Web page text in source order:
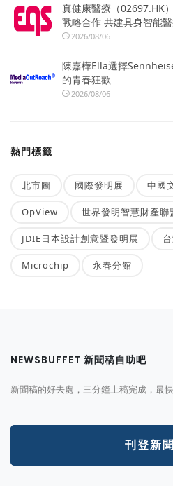
真健康醫療（02697.HK
戰略合作 共建具身智能
2026/08/06
陳嘉樺Ella選擇
的青春狂歡
2026/08/06
熱門標籤
北市圖 國際發明展 中國
OpView 世界發明智慧財產聯
JDIE日本設計創意暨發明展
Microchip 永春分館
NEWSBUFFET 新聞稿自助吧
新聞稿的好去處，三分鐘上稿完成，最
刊登新